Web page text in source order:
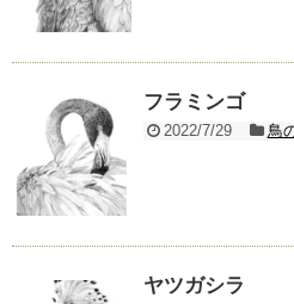
フラミンゴ
2022/7/29 鳥
ヤツガシラ